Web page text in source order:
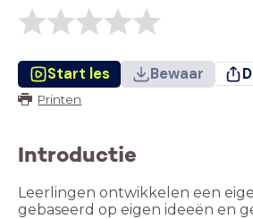
Start les Bewaar
Printen
Introductie
Leerlingen ontwikkelen een
gebaseerd op eigen ideeën en